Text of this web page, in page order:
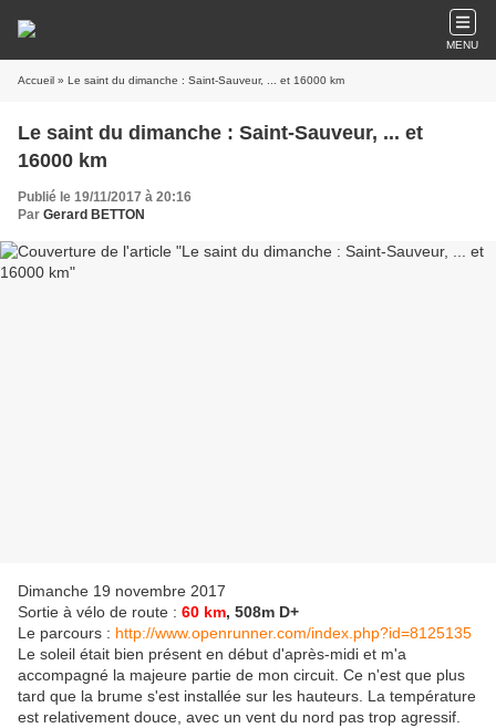
MENU
Accueil » Le saint du dimanche : Saint-Sauveur, ... et 16000 km
Le saint du dimanche : Saint-Sauveur, ... et
16000 km
Publié le 19/11/2017 à 20:16
Par Gerard BETTON
Dimanche 19 novembre 2017
Sortie à vélo de route : 60 km, 508m D+
Le parcours : http://www.openrunner.com/index.php?id=8125135
Le soleil était bien présent en début d'après-midi et m'a
accompagné la majeure partie de mon circuit. Ce n'est que plus
tard que la brume s'est installée sur les hauteurs. La température
est relativement douce, avec un vent du nord pas trop agressif.